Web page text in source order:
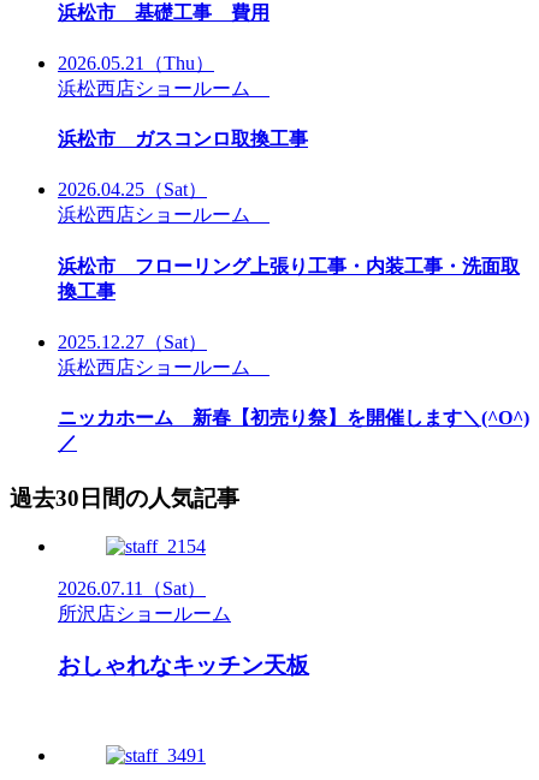
浜松市 基礎工事 費用
2026.05.21
（Thu）
浜松西店ショールーム
浜松市 ガスコンロ取換工事
2026.04.25 （Sat）
浜松西店ショールーム
浜松市 フローリング上張り工事・内装工事・洗面取
換工事
2025.12.27 （Sat）
浜松西店ショールーム
ニッカホーム 新春【初売り祭】を開催します＼(^O^)
／
過去30日間の人気記事
2026.07.11
（Sat）
所沢店ショールーム
おしゃれなキッチン天板